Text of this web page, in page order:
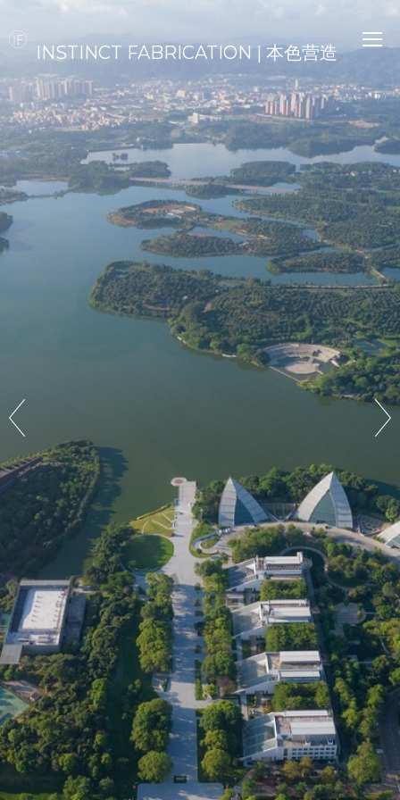
INSTINCT FABRICATION | 本色营造